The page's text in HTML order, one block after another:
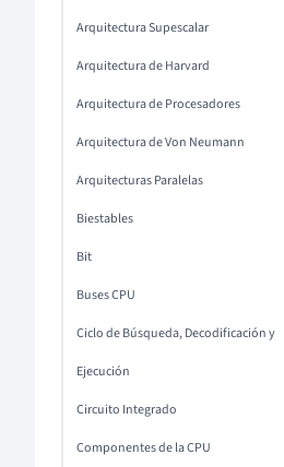
Arquitectura Supescalar
Arquitectura de Harvard
Arquitectura de Procesadores
Arquitectura de Von Neumann
Arquitecturas Paralelas
Biestables
Bit
Buses CPU
Ciclo de Búsqueda, Decodificación y
Ejecución
Circuito Integrado
Componentes de la CPU